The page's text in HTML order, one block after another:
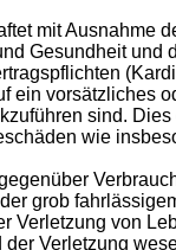
mit Ausnahme
Gesundheit und
ein vorsätzliches
sind. Dies
wie
grob
Verletzung von
der Verletzung